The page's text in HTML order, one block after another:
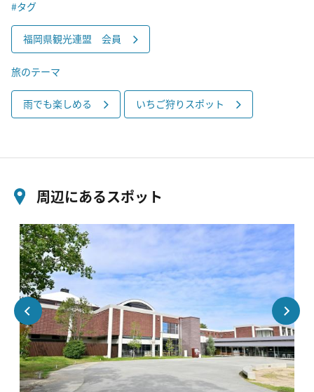
#タグ
福岡県観光連盟 会員
旅のテーマ
雨でも楽しめる いちご狩りスポット
周辺にあるスポット